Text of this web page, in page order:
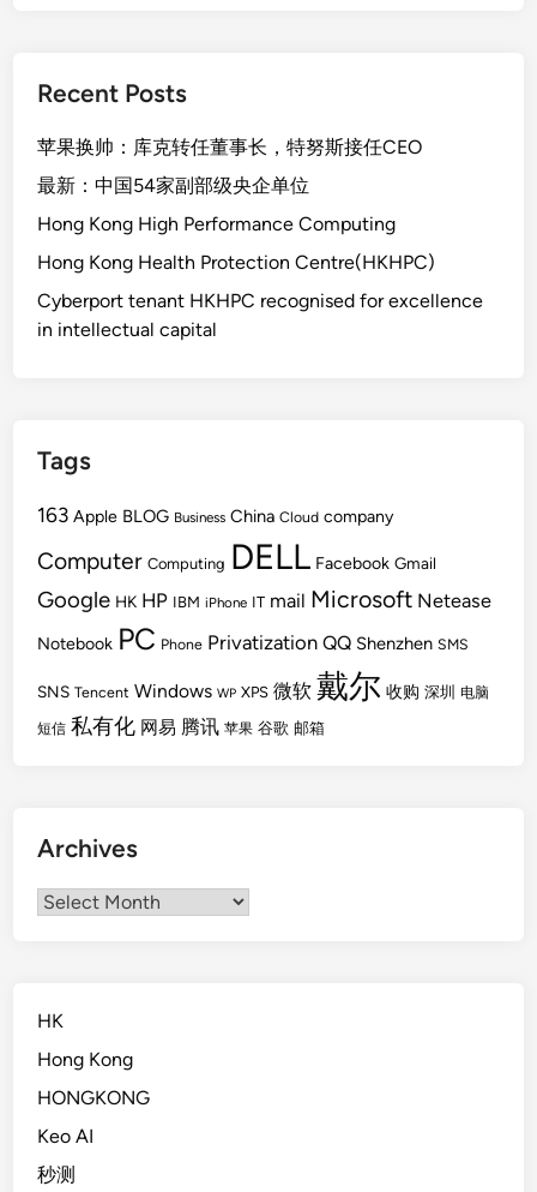
Recent Posts
苹果换帅：库克转任董事长，特努斯接任CEO
最新：中国54家副部级央企单位
Hong Kong High Performance Computing
Hong Kong Health Protection Centre(HKHPC)
Cyberport tenant HKHPC recognised for excellence
in intellectual capital
Tags
163 Apple BLOG Business China Cloud company
Computer Computing DELL Facebook Gmail
Google HK HP IBM iPhone IT mail Microsoft Netease
Notebook PC Phone Privatization QQ Shenzhen SMS
SNS Tencent Windows WP XPS 微软 戴尔 收购 深圳 电脑
短信 私有化 网易 腾讯 苹果 谷歌 邮箱
Archives
Archives
HK
Hong Kong
HONGKONG
Keo AI
秒测